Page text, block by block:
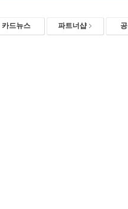
카드뉴스 파트너샵